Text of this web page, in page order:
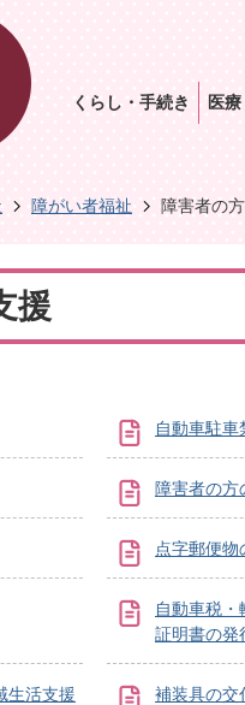
くらし・手続き 医
障がい者福祉 障害者の
援
自動車駐
障害者の方
点字郵便物
自動車税
証明書の発
生活支援
補装具の交